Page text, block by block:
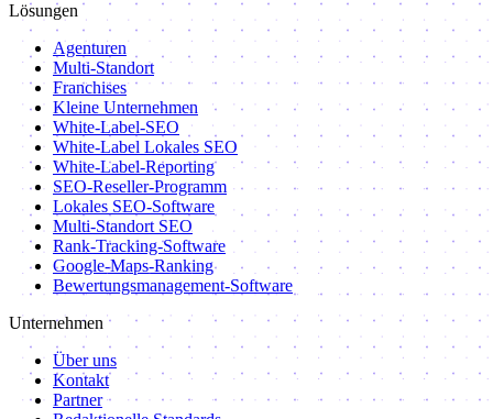
Lösungen
Agenturen
Multi-Standort
Franchises
Kleine Unternehmen
White-Label-SEO
White-Label Lokales SEO
White-Label-Reporting
SEO-Reseller-Programm
Lokales SEO-Software
Multi-Standort SEO
Rank-Tracking-Software
Google-Maps-Ranking
Bewertungsmanagement-Software
Unternehmen
Über uns
Kontakt
Partner